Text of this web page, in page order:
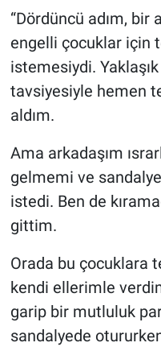
“Dördüncü adım, bir
engelli çocuklar için
istemesiydi.
tavsiyesiyle hemen
aldım.
Ama arkadaşım
gelmemi ve
istedi. Ben de
gittim.
Orada bu çocuklara
kendi ellerimle
garip bir mutluluk
sandalyede